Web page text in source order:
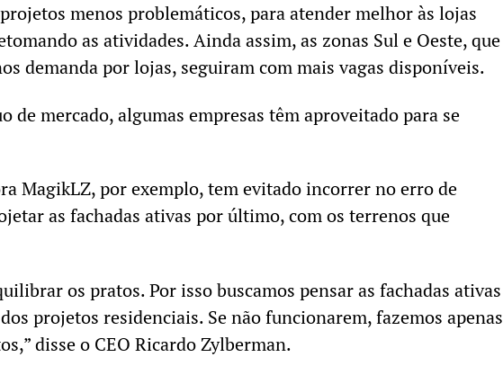
menos problemáticos, para atender melhor às lojas
as atividades. Ainda assim, as zonas Sul e Oeste, que
demanda por lojas, seguiram com mais vagas disponíveis.
de mercado, algumas empresas têm aproveitado para se
MagikLZ, por exemplo, tem evitado incorrer no erro de
as fachadas ativas por último, com os terrenos que
os pratos. Por isso buscamos pensar as fachadas ativas
projetos residenciais. Se não funcionarem, fazemos apenas
disse o CEO Ricardo Zylberman.